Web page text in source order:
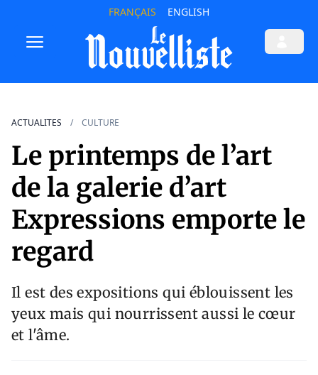
FRANÇAIS ENGLISH
ACTUALITES CULTURE
Le printemps de l’art
de la galerie d’art
Expressions emporte le
regard
Il est des expositions qui éblouissent les
yeux mais qui nourrissent aussi le cœur
et l'âme.